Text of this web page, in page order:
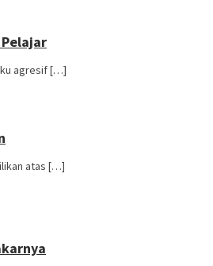
agresif […]
atas […]